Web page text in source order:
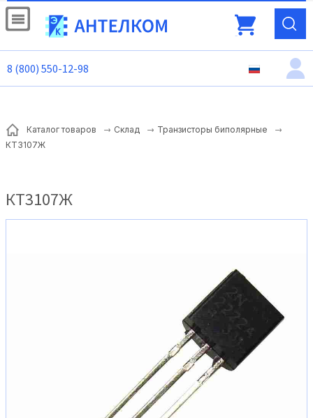
8 (800) 550-12-98
Каталог товаров Склад
Транзисторы биполярные
КТ3107Ж
КТ3107Ж